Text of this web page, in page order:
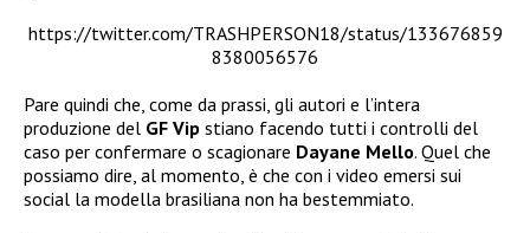
https://twitter.com/TRASHPERSON18/status/133676859
8380056576
Pare quindi che, come da prassi, gli autori e l’intera
produzione del GF Vip stiano facendo tutti i controlli del
caso per confermare o scagionare Dayane Mello. Quel che
possiamo dire, al momento, è che con i video emersi sui
social la modella brasiliana non ha bestemmiato.